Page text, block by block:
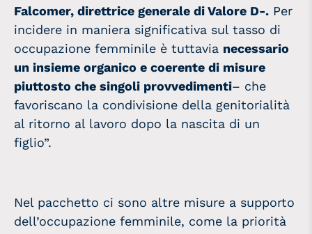
Falcomer, direttrice generale di Valore D-. Per
incidere in maniera significativa sul tasso di
occupazione femminile è tuttavia necessario
un insieme organico e coerente di misure
piuttosto che singoli provvedimenti– che
favoriscano la condivisione della genitorialità
al ritorno al lavoro dopo la nascita di un
figlio”.
Nel pacchetto ci sono altre misure a supporto
dell’occupazione femminile, come la priorità